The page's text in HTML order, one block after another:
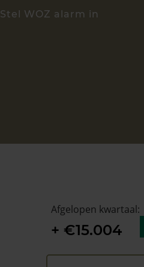
Stel WOZ alarm in
Afgelopen kwartaal:
+ €15.004